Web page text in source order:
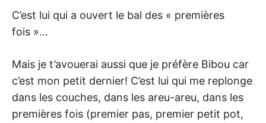
C’est lui qui a ouvert le bal des « premières
fois »…
Mais je t’avouerai aussi que je préfère Bibou car
c’est mon petit dernier! C’est lui qui me replonge
dans les couches, dans les areu-areu, dans les
premières fois (premier pas, premier petit pot,